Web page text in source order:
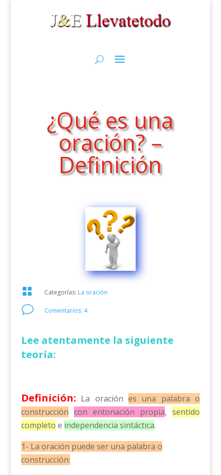
¿Qué es una
oración? –
Definición
 Categorías: La oración
v Comentarios: 4
Lee atentamente la siguiente
teoría:
Definición: La oración es una palabra o
construcción con entonación propia,sentido
completo e independencia sintáctica.
1- La oración puede ser una palabra o
construcción: